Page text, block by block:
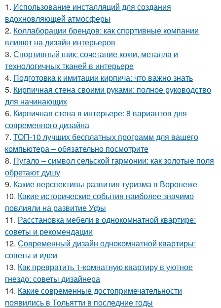
1. Использование инсталляций для создания
вдохновляющей атмосферы
2. Коллаборации брендов: как спортивные компании
влияют на дизайн интерьеров
3. Спортивный шик: сочетание кожи, металла и
технологичных тканей в интерьере
4. Подготовка к имитации кирпича: что важно знать
5. Кирпичная стена своими руками: полное руководство
для начинающих
6. Кирпичная стена в интерьере: 8 вариантов для
современного дизайна
7. ТОП-10 лучших бесплатных программ для вашего
компьютера – обязательно посмотрите
8. Пугало – символ сельской гармонии: как золотые поля
обретают душу
9. Какие перспективы развития туризма в Воронеже
10. Какие исторические события наиболее значимо
повлияли на развитие Уфы
11. Расстановка мебели в однокомнатной квартире:
советы и рекомендации
12. Современный дизайн однокомнатной квартиры:
советы и идеи
13. Как превратить 1-комнатную квартиру в уютное
гнездо: советы дизайнера
14. Какие современные достопримечательности
появились в Тольятти в последние годы